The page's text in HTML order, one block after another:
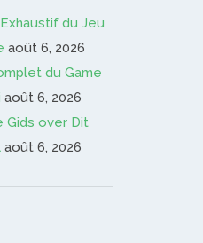
du Jeu
août 6, 2026
du Game
août 6, 2026
Gids over Dit
août 6, 2026